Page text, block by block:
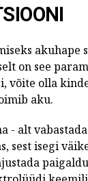
akuhape
on see
võite olla
aku.
- alt
sest isegi